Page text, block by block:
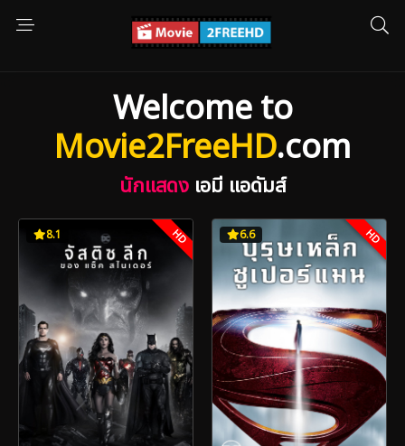
Welcome to
Movie2FreeHD.com
นักแสดง เอมี แอดัมส์
8.1 HD 6.6 HD